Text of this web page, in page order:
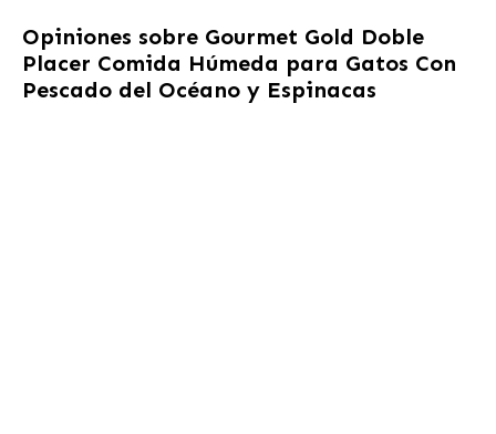
Opiniones sobre Gourmet Gold Doble
Placer Comida Húmeda para Gatos Con
Pescado del Océano y Espinacas